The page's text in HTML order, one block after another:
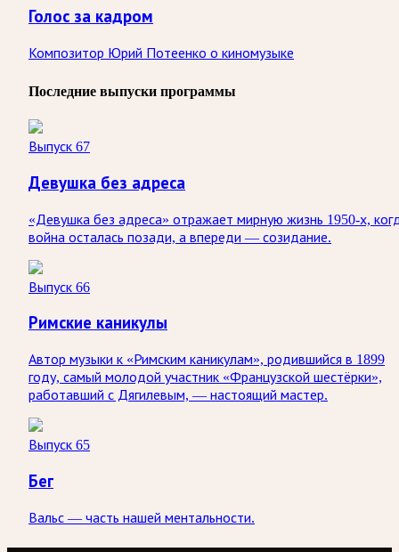
Голос за кадром
Композитор Юрий Потеенко о киномузыке
Последние выпуски программы
Выпуск 67
Девушка без адреса
«Девушка без адреса» отражает мирную жизнь 1950-х,
война осталась позади, а впереди — созидание.
Выпуск 66
Римские каникулы
Автор музыки к «Римским каникулам», родившийся в 1899
году, самый молодой участник «Французской шестёрки»,
работавший с Дягилевым, — настоящий мастер.
Выпуск 65
Бег
Вальс — часть нашей ментальности.